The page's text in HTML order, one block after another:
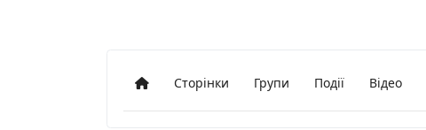
ДодомуСторінки Групи Події Відео